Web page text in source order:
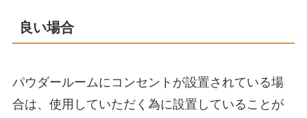
良い場合
パウダールームにコンセントが設置されている場
合は、使用していただく為に設置していることが